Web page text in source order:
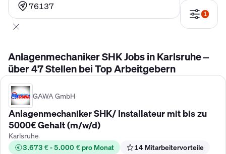
76137
1
Anlagenmechaniker SHK Jobs in Karlsruhe –
über 47 Stellen bei Top Arbeitgebern
GAWA GmbH
Anlagenmechaniker SHK/ Installateur mit bis zu
5000€ Gehalt (m/w/d)
Karlsruhe
3.673 € - 5.000 € pro Monat
14 Mitarbeitervorteile